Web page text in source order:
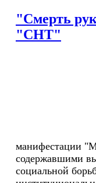
"Смерть
"СНТ"
манифестации
содержавшими
социальной